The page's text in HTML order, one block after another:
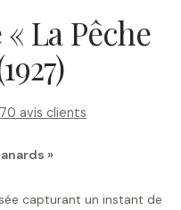
La Pêche
avis clients
»
capturant un instant de